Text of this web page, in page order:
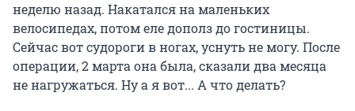
неделю назад. Накатался на маленьких
велосипедах, потом еле дополз до гостиницы.
Сейчас вот судороги в ногах, уснуть не могу. После
операции, 2 марта она была, сказали два месяца
не нагружаться. Ну а я вот... А что делать?